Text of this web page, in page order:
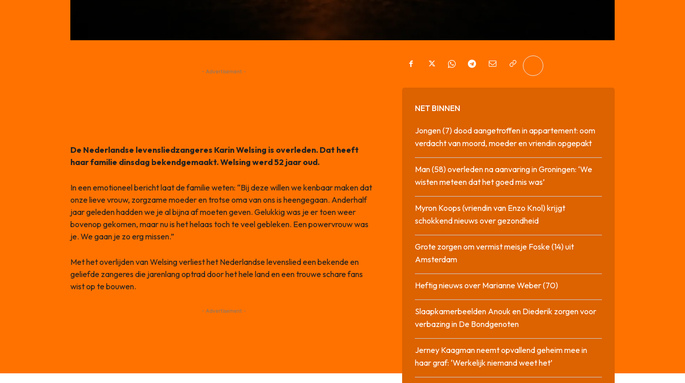
- Advertisement -
De Nederlandse levensliedzangeres Karin Welsing is overleden. Dat heeft
haar familie dinsdag bekendgemaakt. Welsing werd 52 jaar oud.
In een emotioneel bericht laat de familie weten: “Bij deze willen we kenbaar maken dat
onze lieve vrouw, zorgzame moeder en trotse oma van ons is heengegaan. Anderhalf
jaar geleden hadden we je al bijna af moeten geven. Gelukkig was je er toen weer
bovenop gekomen, maar nu is het helaas toch te veel gebleken. Een powervrouw was
je. We gaan je zo erg missen.”
Met het overlijden van Welsing verliest het Nederlandse levenslied een bekende en
geliefde zangeres die jarenlang optrad door het hele land en een trouwe schare fans
wist op te bouwen.
- Advertisement -
NET BINNEN
Jongen (7) dood aangetroffen in appartement: oom
verdacht van moord, moeder en vriendin opgepakt
Man (58) overleden na aanvaring in Groningen: ‘We
wisten meteen dat het goed mis was’
Myron Koops (vriendin van Enzo Knol) krijgt
schokkend nieuws over gezondheid
Grote zorgen om vermist meisje Foske (14) uit
Amsterdam
Heftig nieuws over Marianne Weber (70)
Slaapkamerbeelden Anouk en Diederik zorgen voor
verbazing in De Bondgenoten
Jerney Kaagman neemt opvallend geheim mee in
haar graf: ‘Werkelijk niemand weet het’